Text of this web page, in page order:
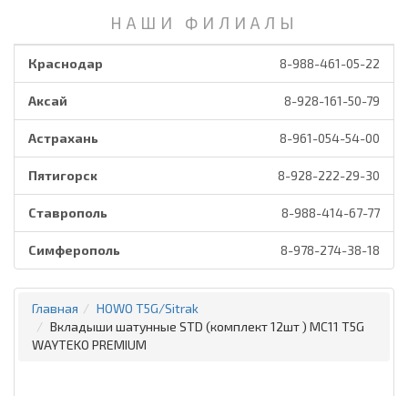
НАШИ ФИЛИАЛЫ
Краснодар 8-988-461-05-22
Аксай 8-928-161-50-79
Астрахань 8-961-054-54-00
Пятигорск 8-928-222-29-30
Ставрополь 8-988-414-67-77
Симферополь 8-978-274-38-18
Главная
HOWO T5G/Sitrak
Вкладыши шатунные STD (комплект 12шт ) MC11 T5G
WAYTEKO PREMIUM